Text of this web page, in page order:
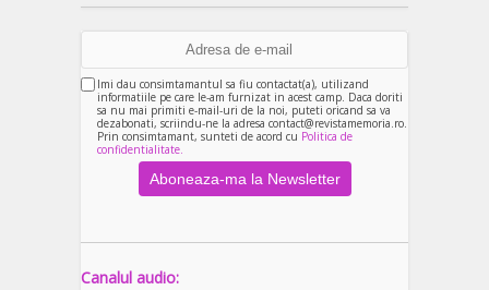
Imi dau consimtamantul sa fiu contactat(a), utilizand
informatiile pe care le-am furnizat in acest camp. Daca doriti
sa nu mai primiti e-mail-uri de la noi, puteti oricand sa va
dezabonati, scriindu-ne la adresa contact@revistamemoria.ro.
Prin consimtamant, sunteti de acord cu Politica de
confidentialitate.
Canalul audio: